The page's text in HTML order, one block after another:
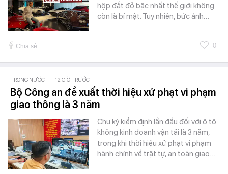
hộp đắt đỏ bậc nhất thế giới không
còn là bí mật. Tuy nhiên, bức ảnh…
Chia sẻ 0
TRONG NƯỚC - 12 GIỜ TRƯỚC
Bộ Công an đề xuất thời hiệu xử phạt vi phạm
giao thông là 3 năm
Chu kỳ kiểm định lần đầu đối với ô tô
không kinh doanh vận tải là 3 năm,
trong khi thời hiệu xử phạt vi phạm
hành chính về trật tự, an toàn giao…